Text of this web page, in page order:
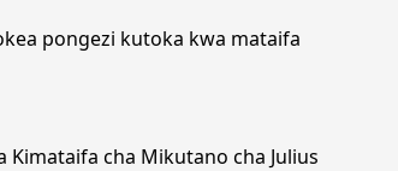
pongezi kutoka kwa mataifa
cha Mikutano cha Julius